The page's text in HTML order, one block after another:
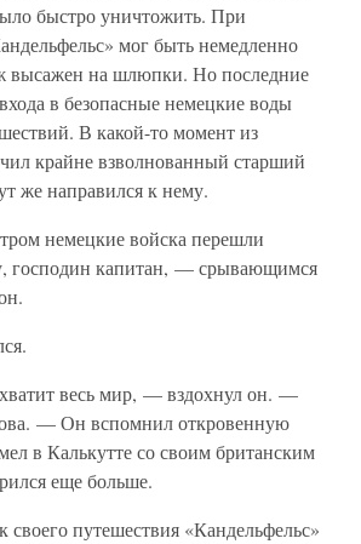
быстро уничтожить. При
мог быть немедленно
высажен на шлюпки. Но последние
в безопасные немецкие воды
В какой-то момент из
крайне взволнованный старший
же направился к нему.
немецкие войска перешли
господин капитан, — срывающимся
весь мир, — вздохнул он. —
— Он вспомнил откровенную
в Калькутте со своим британским
еще больше.
своего путешествия «Кандельфельс»